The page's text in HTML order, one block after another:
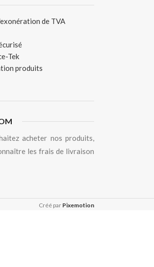
de TVA
Tek
produits
acheter nos produits,
les frais de livraison
Créé par Pixemotion